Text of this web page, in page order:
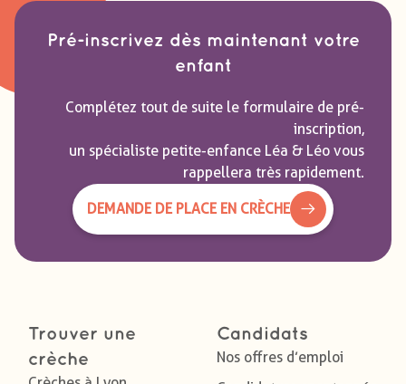
Pré-inscrivez dès maintenant votre
enfant
Complétez tout de suite le formulaire de pré-
inscription,
un spécialiste petite-enfance Léa & Léo vous
rappellera très rapidement.
DEMANDE DE PLACE EN CRÈCHE
Trouver une
crèche
Candidats
Nos offres d’emploi